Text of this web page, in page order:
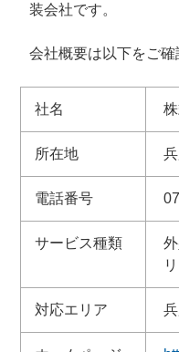
装会社です。
会社概要は以下をご確
社名
所在地
電話番号
サービス種類
対応エリア